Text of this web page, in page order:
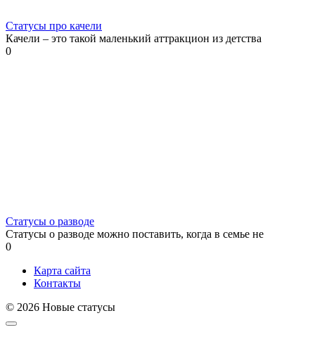
Статусы про качели
Качели – это такой маленький аттракцион из детства
0
Статусы о разводе
Статусы о разводе можно поставить, когда в семье не
0
Карта сайта
Контакты
© 2026 Новые статусы